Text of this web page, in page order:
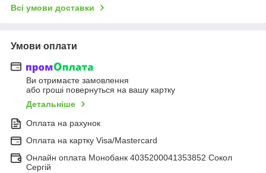
Всі умови доставки
Умови оплати
Ви отримаєте замовлення
або гроші повернуться на вашу картку
Детальніше
Оплата на рахунок
Оплата на картку Visa/Mastercard
Онлайн оплата Монобанк 4035200041353852 Сокол
Сергій